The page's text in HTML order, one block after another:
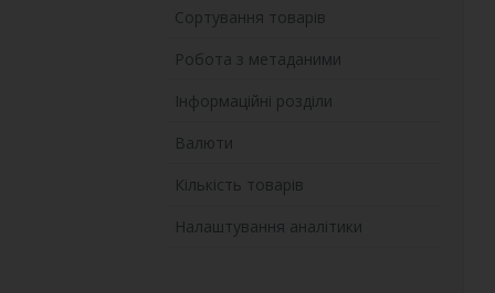
Сортування товарів
Робота з метаданими
Інформаційні розділи
Валюти
Кількість товарів
Налаштування аналітики